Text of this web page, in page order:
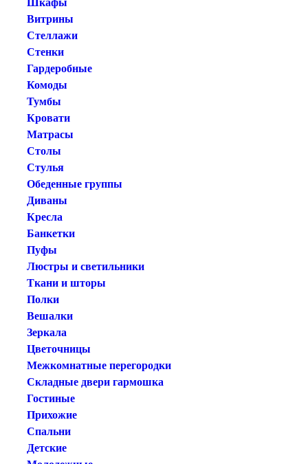
Шкафы
Витрины
Стеллажи
Стенки
Гардеробные
Комоды
Тумбы
Кровати
Матрасы
Столы
Стулья
Обеденные группы
Диваны
Кресла
Банкетки
Пуфы
Люстры и светильники
Ткани и шторы
Полки
Вешалки
Зеркала
Цветочницы
Межкомнатные перегородки
Складные двери гармошка
Гостиные
Прихожие
Спальни
Детские